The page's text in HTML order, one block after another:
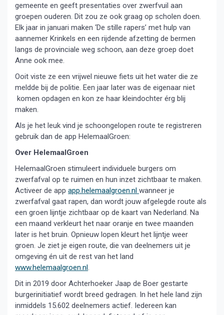
gemeente en geeft presentaties over zwerfvuil aan
groepen ouderen. Dit zou ze ook graag op scholen doen.
Elk jaar in januari maken ‘De stille rapers’ met hulp van
aannemer Krinkels en een rijdende afzetting de bermen
langs de provinciale weg schoon, aan deze groep doet
Anne ook mee.
Ooit viste ze een vrijwel nieuwe fiets uit het water die ze
meldde bij de politie. Een jaar later was de eigenaar niet
komen opdagen en kon ze haar kleindochter érg blij
maken.
Als je het leuk vind je schoongelopen route te registreren
gebruik dan de app HelemaalGroen:
Over HelemaalGroen
HelemaalGroen stimuleert individuele burgers om
zwerfafval op te ruimen en hun inzet zichtbaar te maken.
Activeer de app app.helemaalgroen.nl wanneer je
zwerfafval gaat rapen, dan wordt jouw afgelegde route als
een groen lijntje zichtbaar op de kaart van Nederland. Na
een maand verkleurt het naar oranje en twee maanden
later is het bruin. Opnieuw lopen kleurt het lijntje weer
groen. Je ziet je eigen route, die van deelnemers uit je
omgeving én uit de rest van het land
www.helemaalgroen.nl.
Dit in 2019 door Achterhoeker Jaap de Boer gestarte
burgerinitiatief wordt breed gedragen. In het hele land zijn
inmiddels 15.602 deelnemers actief. Iedereen kan